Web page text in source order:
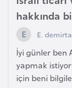
hakkında
E.
İyi günler ben
yapmak
için beni
K
a
n
a
d
a